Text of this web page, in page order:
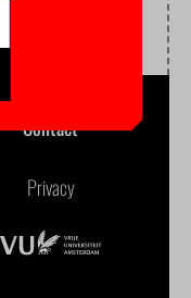
Contact
Privacy